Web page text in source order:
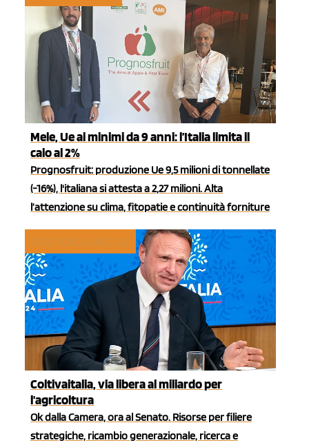
Mele, Ue ai minimi da 9 anni: l’Italia limita il
calo al 2%
Prognosfruit: produzione Ue 9,5 milioni di tonnellate
(-16%), l'italiana si attesta a 2,27 milioni. Alta
l’attenzione su clima, fitopatie e continuità forniture
Coltivaitalia, via libera al miliardo per
l'agricoltura
Ok dalla Camera, ora al Senato. Risorse per filiere
strategiche, ricambio generazionale, ricerca e